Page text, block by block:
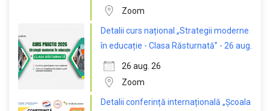
Zoom
Detalii curs național „Strategii moderne
în educație - Clasa Răsturnată” - 26 aug.
26 aug. 26
Zoom
Detalii conferință internațională „Școala